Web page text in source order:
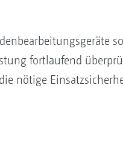
fortlaufend
nötige